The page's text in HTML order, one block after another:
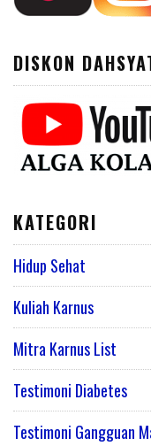
DISKON
KATEGORI
Hidup Sehat
Kuliah Karnus
Mitra Karnus List
Testimoni Diabetes
Testimoni Gangguan